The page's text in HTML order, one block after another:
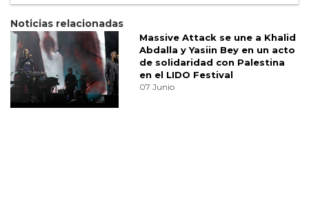
Noticias relacionadas
Massive Attack se une a Khalid
Abdalla y Yasiin Bey en un acto
de solidaridad con Palestina
en el LIDO Festival
07 Junio